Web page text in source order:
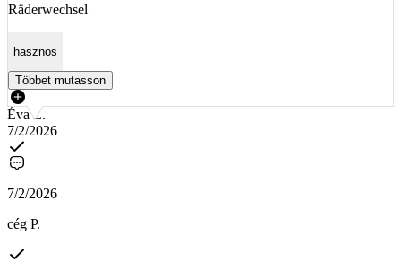
Räderwechsel
hasznos
Többet mutasson
Éva Z.
7/2/2026
7/2/2026
cég P.